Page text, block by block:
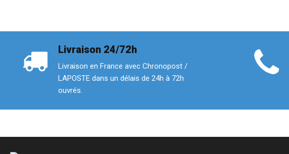
Livraison 24/72h
Livraison en France avec Chronopost /
LAPOSTE dans un délais de 24h à 72h
ouvrés.